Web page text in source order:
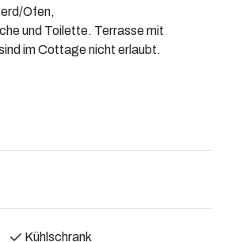
Ofen,
und Toilette. Terrasse mit
im Cottage nicht erlaubt.
Kühlschrank